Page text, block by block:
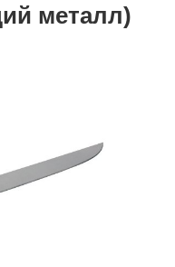
металл)